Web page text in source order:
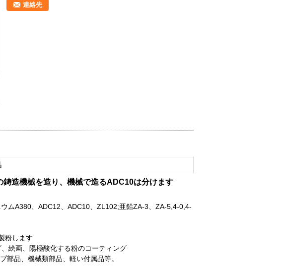
連絡先
造機械を造り、機械で造るADC10は分けます
ムA380、ADC12、ADC10、ZL102;亜鉛ZA-3、ZA-5,4-0,4-
粉します
絵画、陽極酸化する粉のコーティング
部品、機械類部品、軽い付属品等。